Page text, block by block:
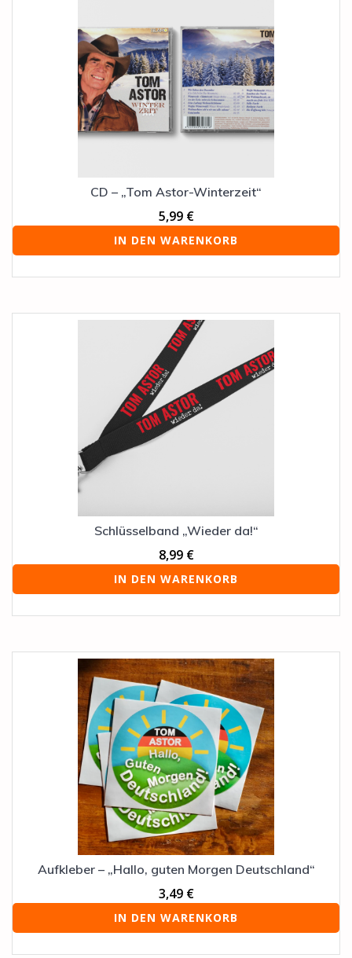
CD – „Tom Astor-Winterzeit“
5,99 €
IN DEN WARENKORB
Schlüsselband „Wieder da!“
8,99 €
IN DEN WARENKORB
Aufkleber – „Hallo, guten Morgen Deutschland“
3,49 €
IN DEN WARENKORB